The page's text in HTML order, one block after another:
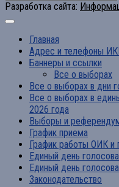
Разработка сайта:
Главная
Адрес и телефоны
Баннеры и ссылки
Все о выборах
Все о выборах в дни
Все о выборах в
2026 года
Выборы и
График приема
График работы ОИК и
Единый день
Единый день
Законодательство